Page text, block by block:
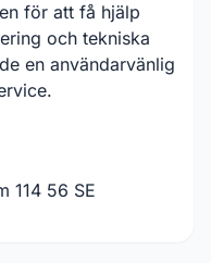
för att få hjälp
och tekniska
en användarvänlig
114 56 SE